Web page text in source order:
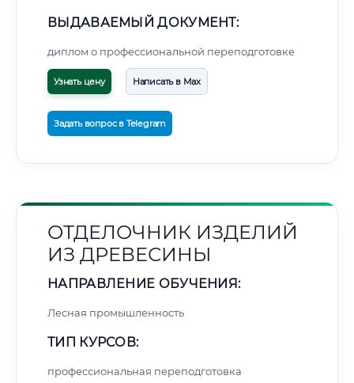
ВЫДАВАЕМЫЙ ДОКУМЕНТ:
диплом о профессиональной переподготовке
Узнать цену Написать в Max
Задать вопрос в Telegram
ОТДЕЛОЧНИК ИЗДЕЛИЙ
ИЗ ДРЕВЕСИНЫ
НАПРАВЛЕНИЕ ОБУЧЕНИЯ:
Лесная промышленность
ТИП КУРСОВ:
профессиональная переподготовка